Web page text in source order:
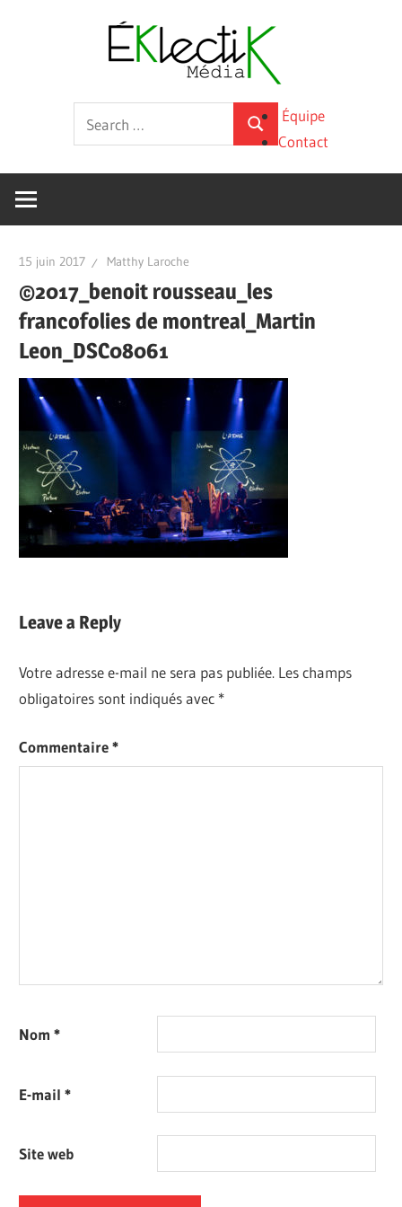
toutes
ses
formes
for:
Search
Équipe
Contact
15 juin 2017 Matthy Laroche
©2017_benoit rousseau_les
francofolies de montreal_Martin
Leon_DSC08061
Leave a Reply
Votre adresse e-mail ne sera pas publiée. Les champs
obligatoires sont indiqués avec *
Commentaire*
Nom*
E-mail*
Site web